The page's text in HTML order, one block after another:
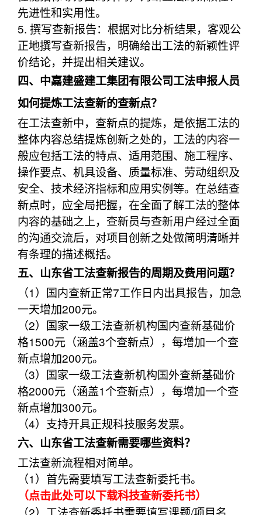
先进性和实用性。
5. 撰写查新报告：根据对比分析结果，客观公
正地撰写查新报告，明确给出工法的新颖性评
价结论，并提出相关建议。
四、中嘉建盛建工集团有限公司工法申报人员
如何提炼工法查新的查新点？
在工法查新中，查新点的提炼，是依据工法的
整体内容总结提炼创新之处的，工法的内容一
般应包括工法的特点、适用范围、施工程序、
操作要点、机具设备、质量标准、劳动组织及
安全、技术经济指标和应用实例等。在总结查
新点时，应全局把握，在全面了解工法的整体
内容的基础之上，查新员与查新用户经过全面
的沟通交流后，对项目创新之处做简明清晰并
有条理的描述概括。
五、山东省工法查新报告的周期及费用问题？
（1）国内查新正常7工作日内出具报告，加急
一天增加200元。
（2）国家一级工法查新机构国内查新基础价
格1500元（涵盖3个查新点），每增加一个查
新点增加200元。
（3）国家一级工法查新机构国外查新基础价
格2000元（涵盖1个查新点），每增加一个查
新点增加300元。
（4）支持开具正规科技服务发票。
六、山东省工法查新需要哪些资料？
工法查新流程相对简单。
（1）首先需要填写工法查新委托书。
（点击此处可以下载科技查新委托书）
（2）工法查新委托书需要填写课题/项目名